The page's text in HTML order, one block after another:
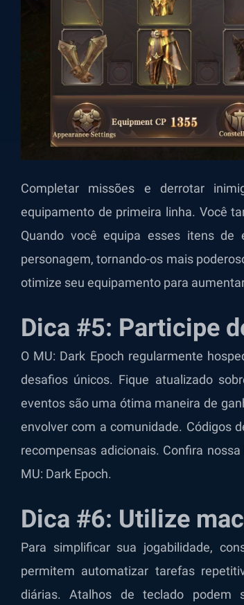
Completar missões e derrotar
equipamento de primeira linha. Você
Quando você equipa esses itens de
personagem, tornando-os mais
otimize seu equipamento para
Dica #5: Participe
O MU: Dark Epoch regularmente
desafios únicos. Fique atualizado
eventos são uma ótima maneira de
envolver com a comunidade. Códigos
recompensas adicionais. Confira
MU: Dark Epoch.
Dica #6: Utilize
Para simplificar sua jogabilidade,
permitem automatizar tarefas
diárias. Atalhos de teclado podem